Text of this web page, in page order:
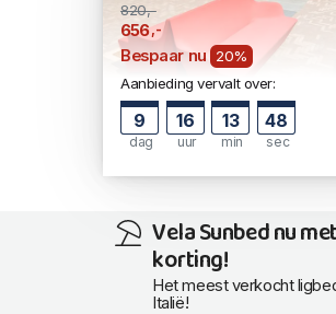
820,-
656,-
Bespaar nu 20%
Aanbieding vervalt over:
9
dag
16
uur
13
min
47
sec
Vela Sunbed nu
korting!
Het meest verkocht
Italië!